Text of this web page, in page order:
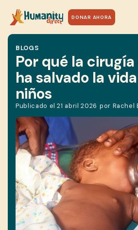
DONAR AHORA
BLOGS
Por qué la
ha salvado la
niños
Publicado el 21 abril 2026 por Rachel